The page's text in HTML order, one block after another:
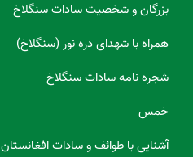
بزرگان و شخصیت سادات سنگلاخ
همراه با شهدای دره نور (سنگلاخ)
شجره نامه سادات سنگلاخ
خمس
آشنایی با طوائف و سادات افغانستان